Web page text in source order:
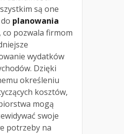
są one
planowania
, co pozwala firmom
wydatków
Dzięki
określeniu
kosztów,
mogą
swoje
potrzeby na